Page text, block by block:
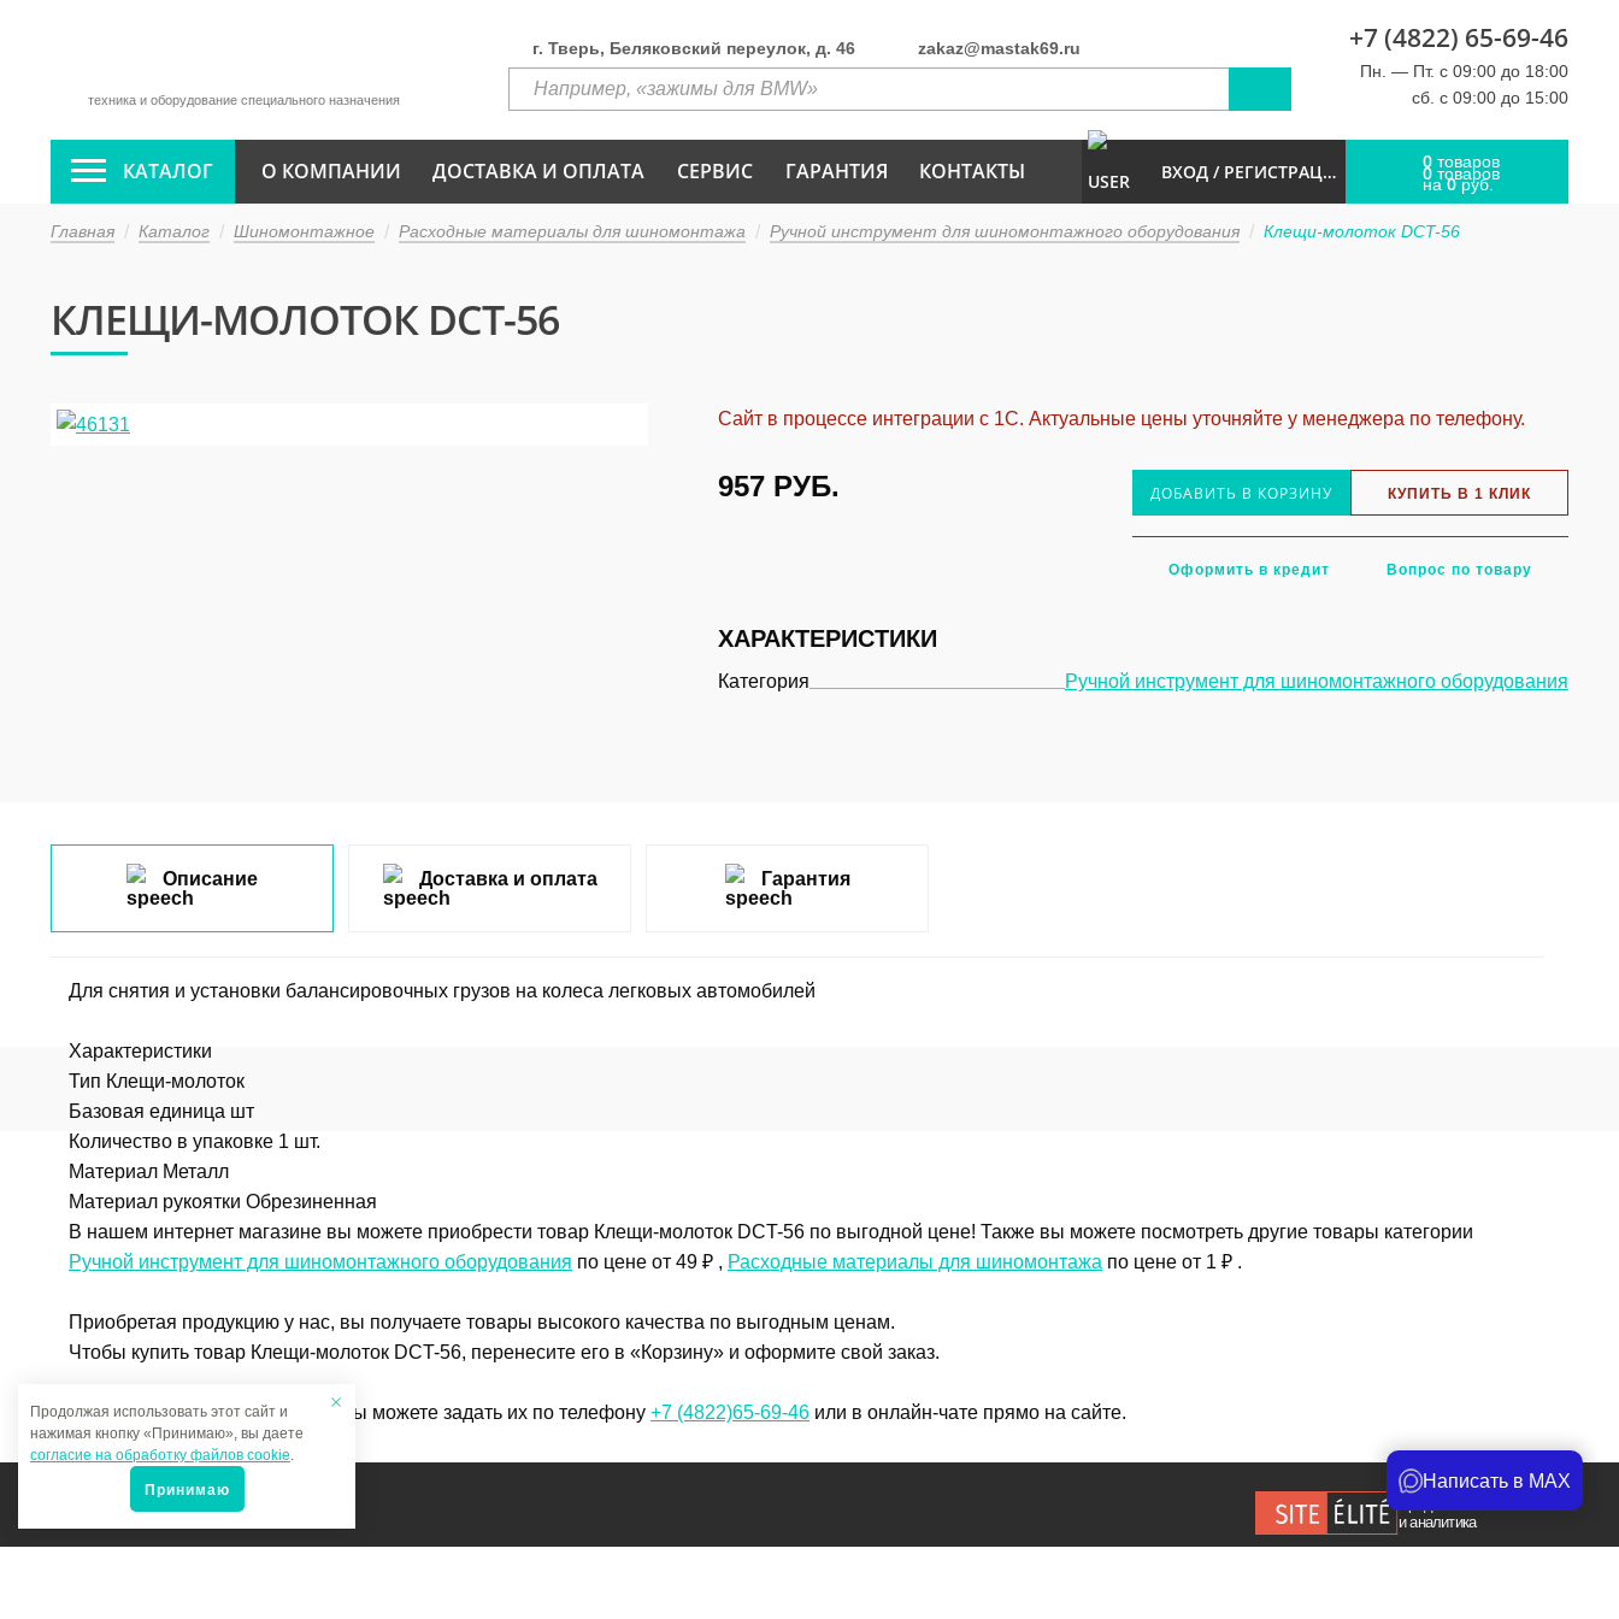
техника и оборудование специального назначения
г. Тверь, Беляковский переулок, д. 46 zakaz@mastak69.ru +7 (4822) 65-69-46
Пн. — Пт. с 09:00 до 18:00
сб. с 09:00 до 15:00
КАТАЛОГ О КОМПАНИИ ДОСТАВКА И ОПЛАТА СЕРВИС ГАРАНТИЯ КОНТАКТЫ ВХОД / РЕГИСТРАЦИЯ 0 товаров
0 товаров
на0руб.
Главная Каталог Шиномонтажное Расходные материалы для шиномонтажа Ручной инструмент для шиномонтажного оборудования Клещи-молоток DCT-56
КЛЕЩИ-МОЛОТОК DCT-56
Сайт в процессе интеграции с 1С. Актуальные цены уточняйте у менеджера по телефону.
957 РУБ. ДОБАВИТЬ В КОРЗИНУ КУПИТЬ В 1 КЛИК
Оформить в кредит Вопрос по товару
ХАРАКТЕРИСТИКИ
Категория Ручной инструмент для шиномонтажного оборудования
Описание
Для снятия и установки балансировочных грузов на колеса легковых автомобилей
Характеристики
Тип Клещи-молоток
Базовая единица шт
Количество в упаковке 1 шт.
Материал Металл
Материал рукоятки Обрезиненная
В нашем интернет магазине вы можете приобрести товар Клещи-молоток DCT-56 по выгодной цене! Также вы можете посмотреть другие товары категории
Ручной инструмент для шиномонтажного оборудования по цене от 49 ₽ , Расходные материалы для шиномонтажа по цене от 1 ₽ .
Приобретая продукцию у нас, вы получаете товары высокого качества по выгодным ценам.
Чтобы купить товар Клещи-молоток DCT-56, перенесите его в «Корзину» и оформите свой заказ.
Если у вас остались вопросы, вы можете задать их по телефону +7 (4822)65-69-46 или в онлайн-чате прямо на сайте.
Доставка и оплата Гарантия
и аналитика
Продолжая использовать этот сайт и
нажимая кнопку «Принимаю», вы даете
согласие на обработку файлов cookie.
Принимаю Написать в MAX